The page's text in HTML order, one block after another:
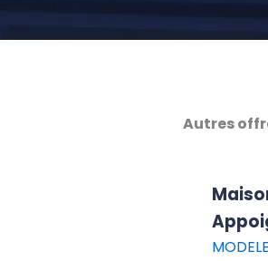
Autres
MODELE